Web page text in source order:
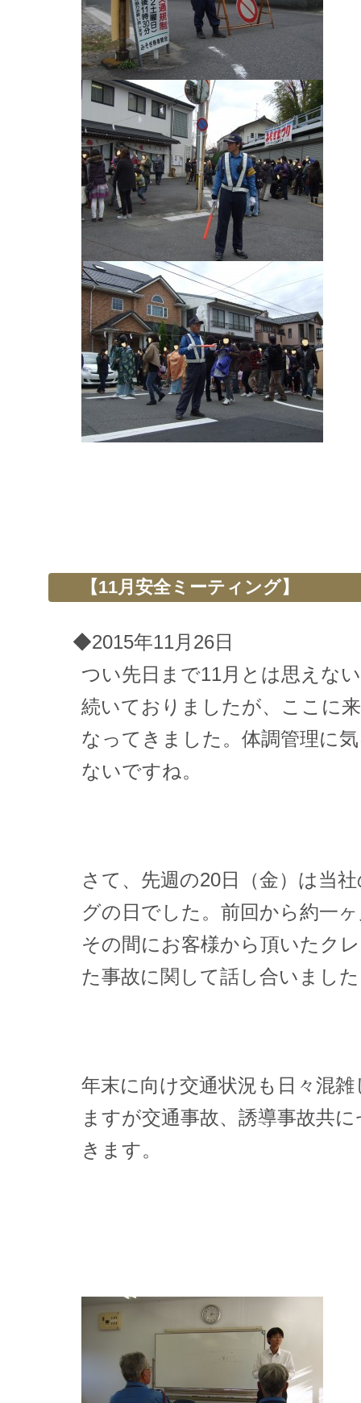
【11月安全ミーティング】
◆2015年11月26日
つい先日まで11月とは思えな
続いておりましたが、ここに
なってきました。体調管理に
ないですね。
さて、先週の20日（金）は当
グの日でした。前回から約一
その間にお客様から頂いたク
た事故に関して話し合いまし
年末に向け交通状況も日々混
ますが交通事故、誘導事故共
きます。